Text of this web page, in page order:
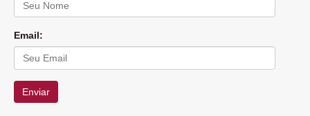
Email:
Enviar